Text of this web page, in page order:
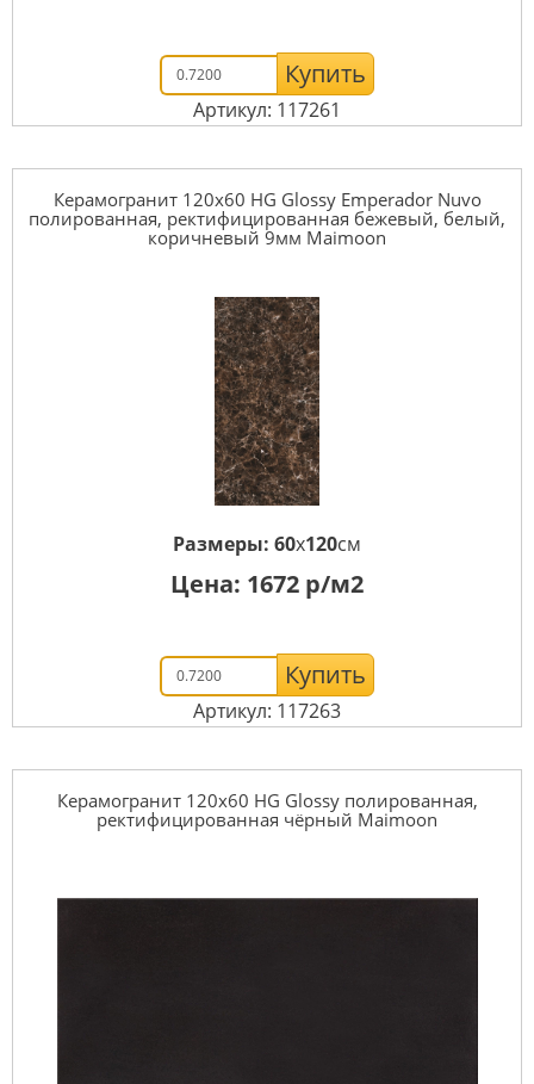
Купить
Артикул: 117261
Керамогранит 120x60 HG Glossy Emperador Nuvo
полированная, ректифицированная бежевый, белый,
коричневый 9мм Maimoon
Размеры: 60x120см
Цена: 1672 р/м2
Купить
Артикул: 117263
Керамогранит 120x60 HG Glossy полированная,
ректифицированная чёрный Maimoon